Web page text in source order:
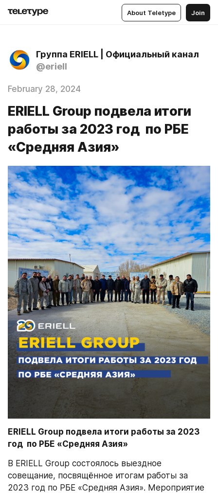
About Teletype Join
Группа ERIELL | Официальный канал
@eriell
February 28, 2024
ERIELL Group подвела итоги
работы за 2023 год по РБЕ
«Средняя Азия»
ERIELL Group подвела итоги работы за 2023
год  по РБЕ «Средняя Азия»
В ERIELL Group состоялось выездное
совещание, посвящённое итогам работы за
2023 год по РБЕ «Средняя Азия». Мероприятие